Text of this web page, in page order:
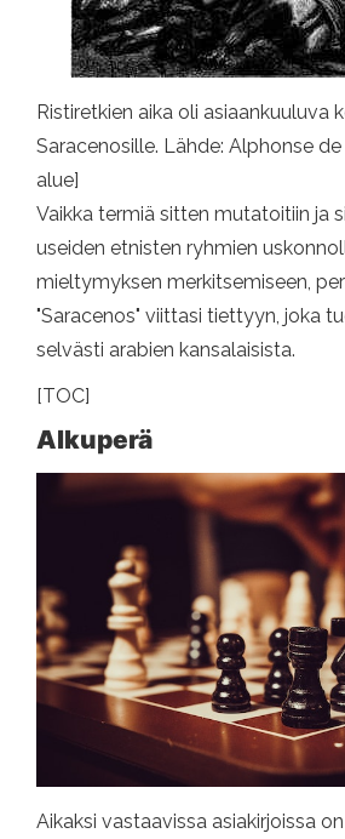
Ristiretkien aika oli asiaankuuluva
Saracenosille. Lähde: Alphonse
alue]
Vaikka termiä sitten mutatoitiin ja
useiden etnisten ryhmien
mieltymyksen merkitsemiseen,
"Saracenos" viittasi tiettyyn, joka
selvästi arabien kansalaisista.
[TOC]
Alkuperä
Aikaksi vastaavissa asiakirjoissa